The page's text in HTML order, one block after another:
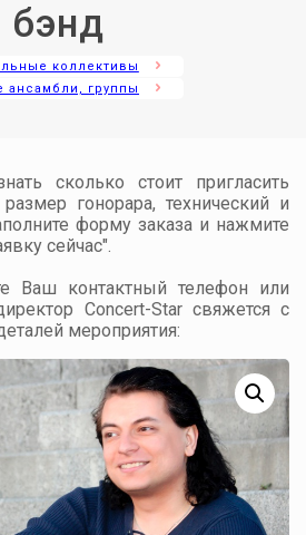
бэнд
коллективы
группы
сколько стоит пригласить
гонорара, технический и
форму заказа и нажмите
сейчас".
Ваш контактный телефон или
Concert-Star свяжется с
мероприятия: